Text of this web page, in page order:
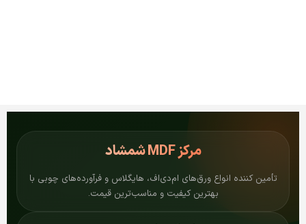
مرکزMDF شمشاد
تأمین کننده انواع ورق‌های ام‌دی‌اف، هایگلاس و فرآورده‌های چوبی با
بهترین کیفیت و مناسب‌ترین قیمت.